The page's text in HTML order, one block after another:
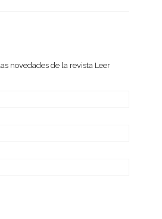
nove­da­des de la revista Leer